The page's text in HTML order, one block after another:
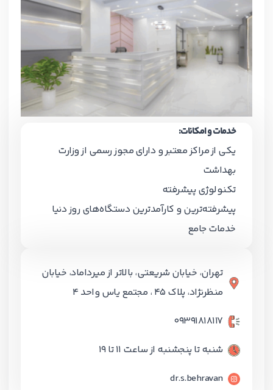
خدمات و امکانات:
یکی از مراکز معتبر و دارای مجوز رسمی از وزارت
بهداشت
تکنولوژی پیشرفته
پیشرفته‌ترین و کارآمدترین دستگاه‌های روز دنیا
خدمات جامع
تهران، خیابان شریعتی، بالاتر از میرداماد، خیابان
منظرنژاد، پلاک 45 ، مجتمع یاس واحد 4
09391818117
شنبه تا پنجشنبه از ساعت 11 تا 19
dr.s.behravan